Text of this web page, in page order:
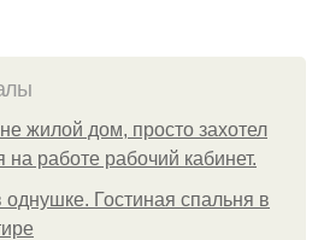
жилой дом, просто захотел
на работе рабочий кабинет.
однушке. Гостиная спальня в